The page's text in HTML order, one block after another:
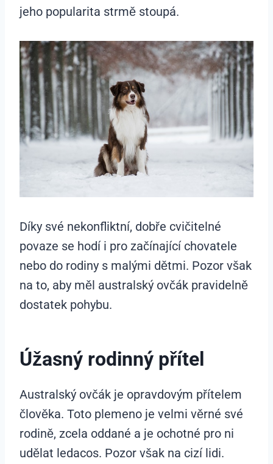
jeho popularita strmě stoupá.
Díky své nekonfliktní, dobře cvičitelné
povaze se hodí i pro začínající chovatele
nebo do rodiny s malými dětmi. Pozor však
na to, aby měl australský ovčák pravidelně
dostatek pohybu.
Úžasný rodinný přítel
Australský ovčák je opravdovým přítelem
člověka. Toto plemeno je velmi věrné své
rodině, zcela oddané a je ochotné pro ni
udělat ledacos. Pozor však na cizí lidi.